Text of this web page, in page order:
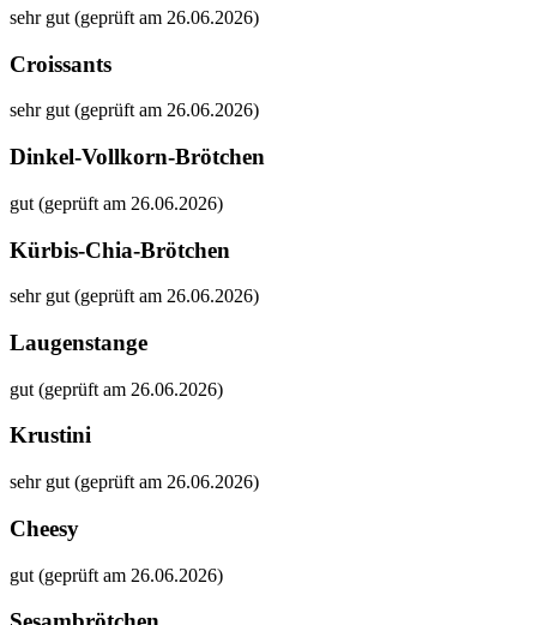
sehr gut (geprüft am 26.06.2026)
Croissants
sehr gut (geprüft am 26.06.2026)
Dinkel-Vollkorn-Brötchen
gut (geprüft am 26.06.2026)
Kürbis-Chia-Brötchen
sehr gut (geprüft am 26.06.2026)
Laugenstange
gut (geprüft am 26.06.2026)
Krustini
sehr gut (geprüft am 26.06.2026)
Cheesy
gut (geprüft am 26.06.2026)